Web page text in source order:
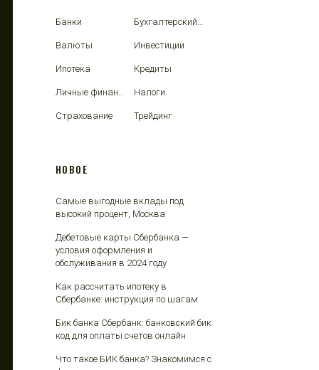
Банки Бухгалтерский учет
Валюты Инвестиции
Ипотека Кредиты
Личные финансы Налоги
Страхование Трейдинг
НОВОЕ
Самые выгодные вклады под
высокий процент, Москва
Дебетовые карты Сбербанка —
условия оформления и
обслуживания в 2024 году
Как рассчитать ипотеку в
Сбербанке: инструкция по шагам
Бик банка Сбербанк: банковский бик
код для оплаты счетов онлайн
Что такое БИК банка? Знакомимся с